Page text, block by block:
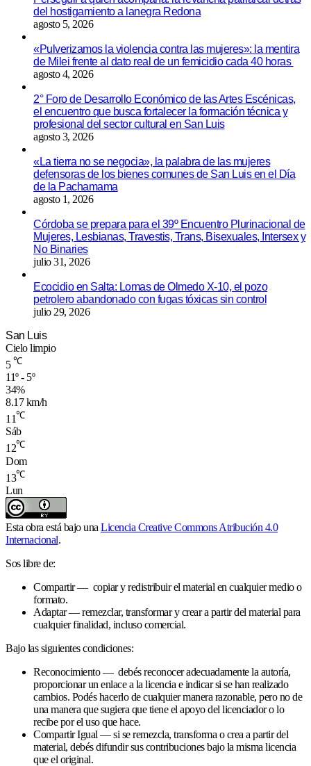
del hostigamiento a lanegra Redona
agosto 5, 2026
«Pulverizamos la violencia contra las mujeres»: la mentira
de Milei frente al dato real de un femicidio cada 40 horas
agosto 4, 2026
2° Foro de Desarrollo Económico de las Artes Escénicas,
el encuentro que busca fortalecer la formación técnica y
profesional del sector cultural en San Luis
agosto 3, 2026
«La tierra no se negocia», la palabra de las mujeres
defensoras de los bienes comunes de San Luis en el Día
de la Pachamama
agosto 1, 2026
Córdoba se prepara para el 39º Encuentro Plurinacional de
Mujeres, Lesbianas, Travestis, Trans, Bisexuales, Intersex y
No Binaries
julio 31, 2026
Ecocidio en Salta: Lomas de Olmedo X-10, el pozo
petrolero abandonado con fugas tóxicas sin control
julio 29, 2026
San Luis
Cielo limpio
5 ℃
11º - 5º
34%
8.17 km/h
11℃
Sáb
12℃
Dom
13℃
Lun
Esta obra está bajo una Licencia Creative Commons Atribución 4.0
Internacional.
Sos libre de:
Compartir — copiar y redistribuir el material en cualquier medio o
formato.
Adaptar — remezclar, transformar y crear a partir del material para
cualquier finalidad, incluso comercial.
Bajo las siguientes condiciones:
Reconocimiento — debés reconocer adecuadamente la autoría,
proporcionar un enlace a la licencia e indicar si se han realizado
cambios. Podés hacerlo de cualquier manera razonable, pero no de
una manera que sugiera que tiene el apoyo del licenciador o lo
recibe por el uso que hace.
Compartir Igual — si se remezcla, transforma o crea a partir del
material, debés difundir sus contribuciones bajo la misma licencia
que el original.